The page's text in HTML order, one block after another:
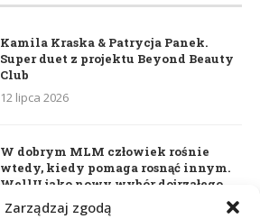
Zarządzaj zgodą
Kamila Kraska & Patrycja Panek.
Super duet z projektu Beyond Beauty
Club
12 lipca 2026
W dobrym MLM człowiek rośnie
wtedy, kiedy pomaga rosnąć innym.
WellU jako nowy wybór dojrzałego
lidera